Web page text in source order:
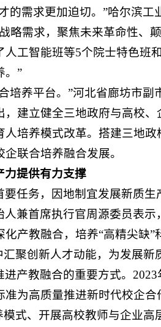
的需求更加迫切。”哈尔滨
略需求，聚焦未来革命性、
工智能班等5个院士特色班
。”
培养平台。”河北省廊坊市
建立健全三地政府与高校
培养模式改革。搭建三地
联合培养融合发展。
力提供有力支撑
任务，因地制宜发展新质生
兼首席执行官周源委员表
产教融合，培养“高精尖缺”
聚创新人才动能，为发展新
产教融合的重要方式。
为高质量推进新时代校企
式、开展高校教师与企业高